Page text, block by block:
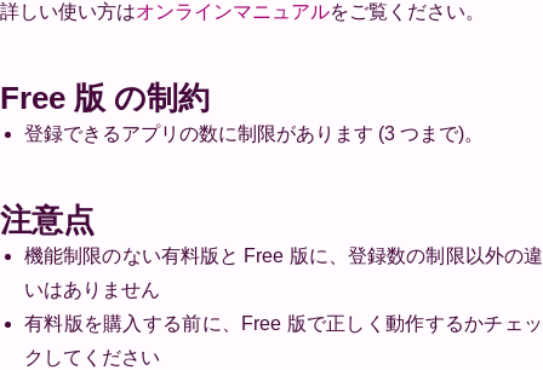
詳しい使い方はオンラインマニュアルをご覧ください。
Free 版 の制約
登録できるアプリの数に制限があります (3 つまで)。
注意点
機能制限のない有料版と Free 版に、登録数の制限以外の違
いはありません
有料版を購入する前に、Free 版で正しく動作するかチェッ
クしてください